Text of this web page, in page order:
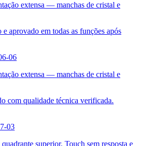
extensa — manchas de cristal e
e aprovado em todas as funções após
06
extensa — manchas de cristal e
com qualidade técnica verificada.
03
superior. Touch sem resposta e